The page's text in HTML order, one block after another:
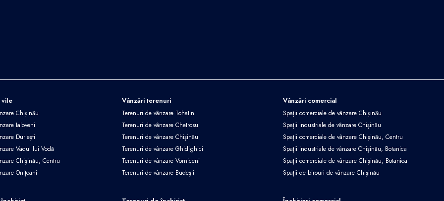
vile
Chișinău
Ialoveni
Durlești
Vadul lui Vodă
Chișinău, Centru
Onițcani
Vânzări terenuri
Terenuri de vânzare Tohatin
Terenuri de vânzare Chetrosu
Terenuri de vânzare Chișinău
Terenuri de vânzare Ghidighici
Terenuri de vânzare Vorniceni
Terenuri de vânzare Budești
Vânzări comercial
Spații comerciale de vânzare Chișinău
Spații industriale de vânzare Chișinău
Spații comerciale de vânzare Chișinău, Centru
Spații industriale de vânzare Chișinău, Botanica
Spații comerciale de vânzare Chișinău, Botanica
Spații de birouri de vânzare Chișinău